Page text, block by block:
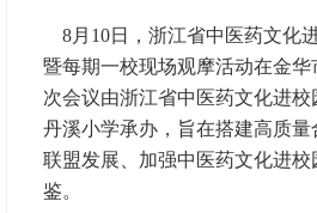
8月10日，浙江省中医药文化
暨每期一校现场观摩活动在金
次会议由浙江省中医药文化进
丹溪小学承办，旨在搭建高质
联盟发展、加强中医药文化进校
鉴。